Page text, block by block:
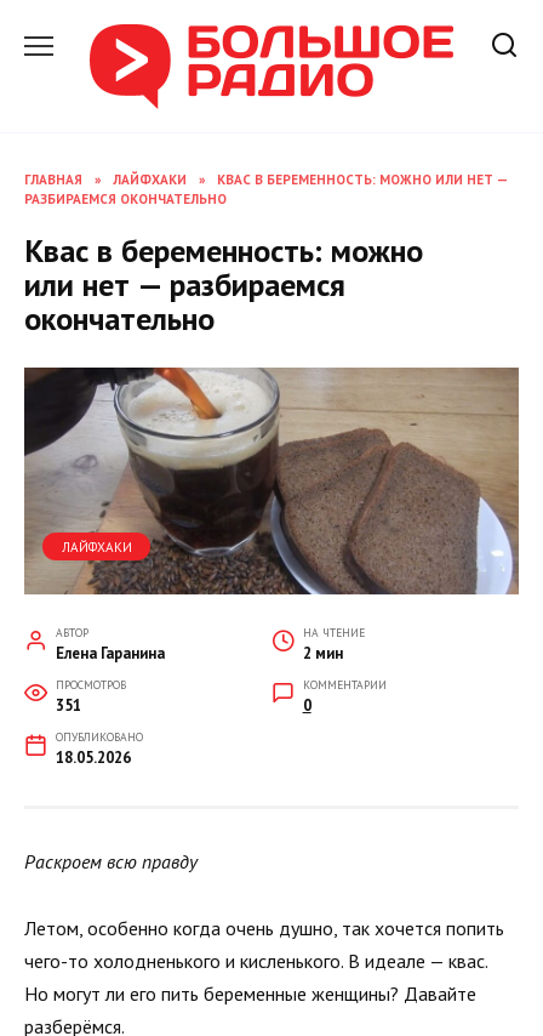
содержанию
ГЛАВНАЯ » ЛАЙФХАКИ »
КВАС В БЕРЕМЕННОСТЬ: МОЖНО ИЛИ НЕТ —
РАЗБИРАЕМСЯ ОКОНЧАТЕЛЬНО
Квас в беременность: можно
или нет — разбираемся
окончательно
ЛАЙФХАКИ
АВТОР
Елена Гаранина
НА ЧТЕНИЕ
2 мин
ПРОСМОТРОВ
351
КОММЕНТАРИИ
0
ОПУБЛИКОВАНО
18.05.2026
Раскроем всю правду
Летом, особенно когда очень душно, так хочется попить
чего-то холодненького и кисленького. В идеале — квас.
Но могут ли его пить беременные женщины? Давайте
разберёмся.